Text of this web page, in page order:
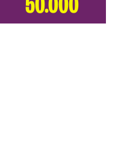
50.000